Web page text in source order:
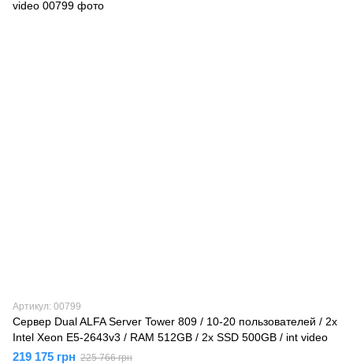
Артикул: 00799
Сервер Dual ALFA Server Tower 809 / 10-20 пользователей / 2х
Intel Xeon E5-2643v3 / RAM 512GB / 2x SSD 500GB / int video
219 175 грн 225 766 грн